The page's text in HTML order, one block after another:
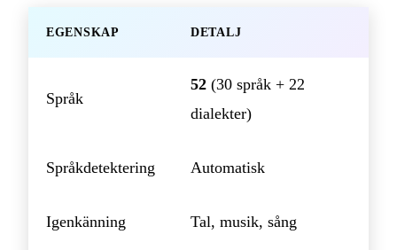
EGENSKAP DETALJ
Språk
52 (30 språk + 22
dialekter)
Språkdetektering Automatisk
Igenkänning Tal, musik, sång